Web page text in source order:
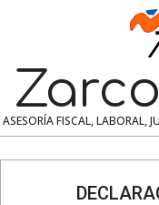
ASESORÍA FISCAL, LABORAL,